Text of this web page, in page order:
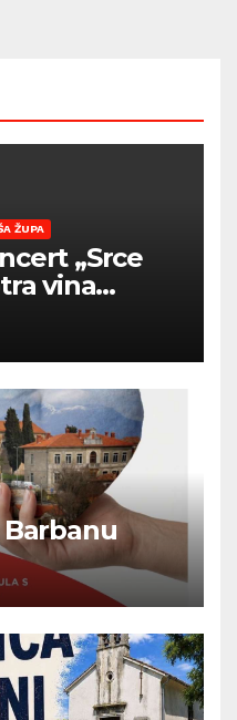
ŽUPA
„Srce
vina